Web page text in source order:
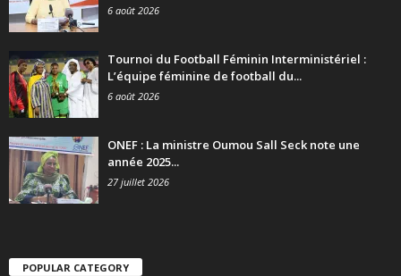
6 août 2026
Tournoi du Football Féminin Interministériel :
L’équipe féminine de football du...
6 août 2026
ONEF : La ministre Oumou Sall Seck note une
année 2025...
27 juillet 2026
POPULAR CATEGORY